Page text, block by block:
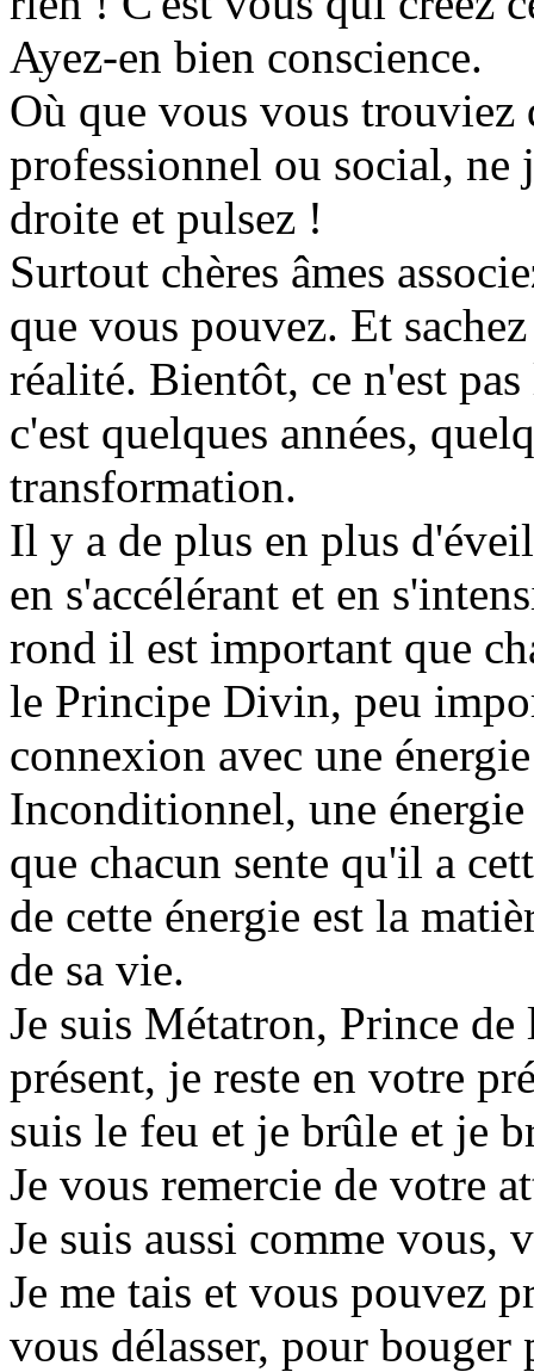
Ayez-en bien conscience.
Où que vous vous
professionnel ou social, ne
droite et pulsez !
Surtout chères âmes
que vous pouvez. Et
réalité. Bientôt, ce n'est
c'est quelques années,
transformation.
Il y a de plus en plus
en s'accélérant et en
rond il est important que
le Principe Divin, peu
connexion avec une
Inconditionnel, une
que chacun sente qu'il a
de cette énergie est la
de sa vie.
Je suis Métatron, Prince
présent, je reste en votre
suis le feu et je brûle et je
Je vous remercie de votre
Je suis aussi comme vous,
Je me tais et vous pouvez
vous délasser, pour bouger